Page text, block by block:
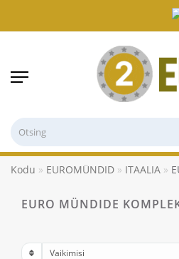
Kodu EUROMÜNDID ITAALIA
EURO MÜNDIDE